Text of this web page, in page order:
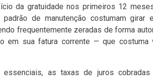
da gratuidade nos primeiros 12
de manutenção costumam girar
frequentemente zeradas de forma
em sua fatura corrente — que costuma
as taxas de juros cobradas